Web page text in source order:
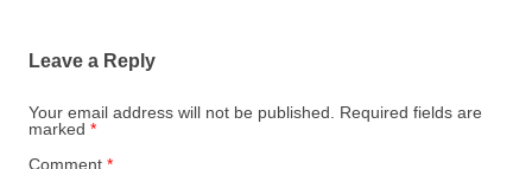
Leave a Reply
Your email address will not be published.
Required fields are
marked *
Comment *